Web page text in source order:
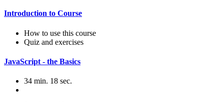
Introduction to Course
How to use this course
Quiz and exercises
JavaScript - the Basics
34 min. 18 sec.